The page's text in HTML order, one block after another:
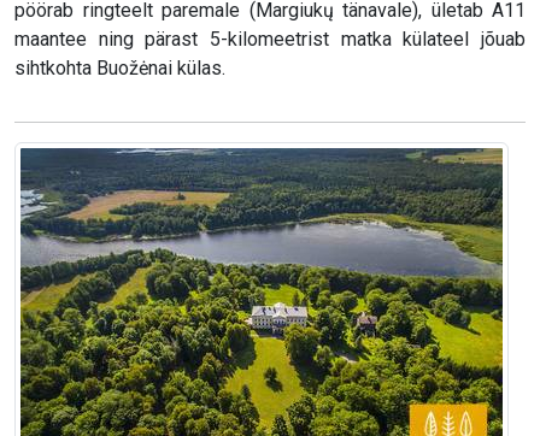
pöörab ringteelt paremale (Margiukų tänavale), ületab A11
maantee ning pärast 5-kilomeetrist matka külateel jõuab
sihtkohta Buožėnai külas.